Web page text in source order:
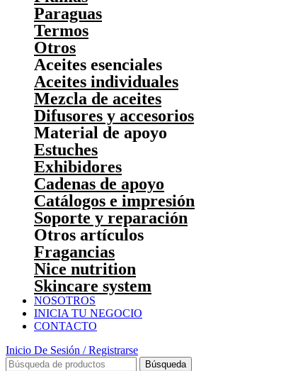
Paraguas
Termos
Otros
Aceites esenciales
Aceites individuales
Mezcla de aceites
Difusores y accesorios
Material de apoyo
Estuches
Exhibidores
Cadenas de apoyo
Catálogos e impresión
Soporte y reparación
Otros artículos
Fragancias
Nice nutrition
Skincare system
NOSOTROS
INICIA TU NEGOCIO
CONTACTO
Inicio De Sesión / Registrarse
Búsqueda